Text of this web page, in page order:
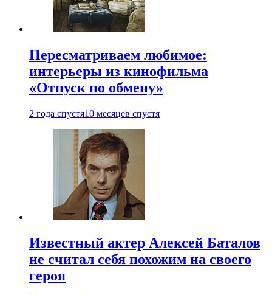
Пересматриваем любимое:
интерьеры из кинофильма
«Отпуск по обмену»
2 года спустя10 месяцев спустя
Известный актер Алексей Баталов
не считал себя похожим на своего
героя